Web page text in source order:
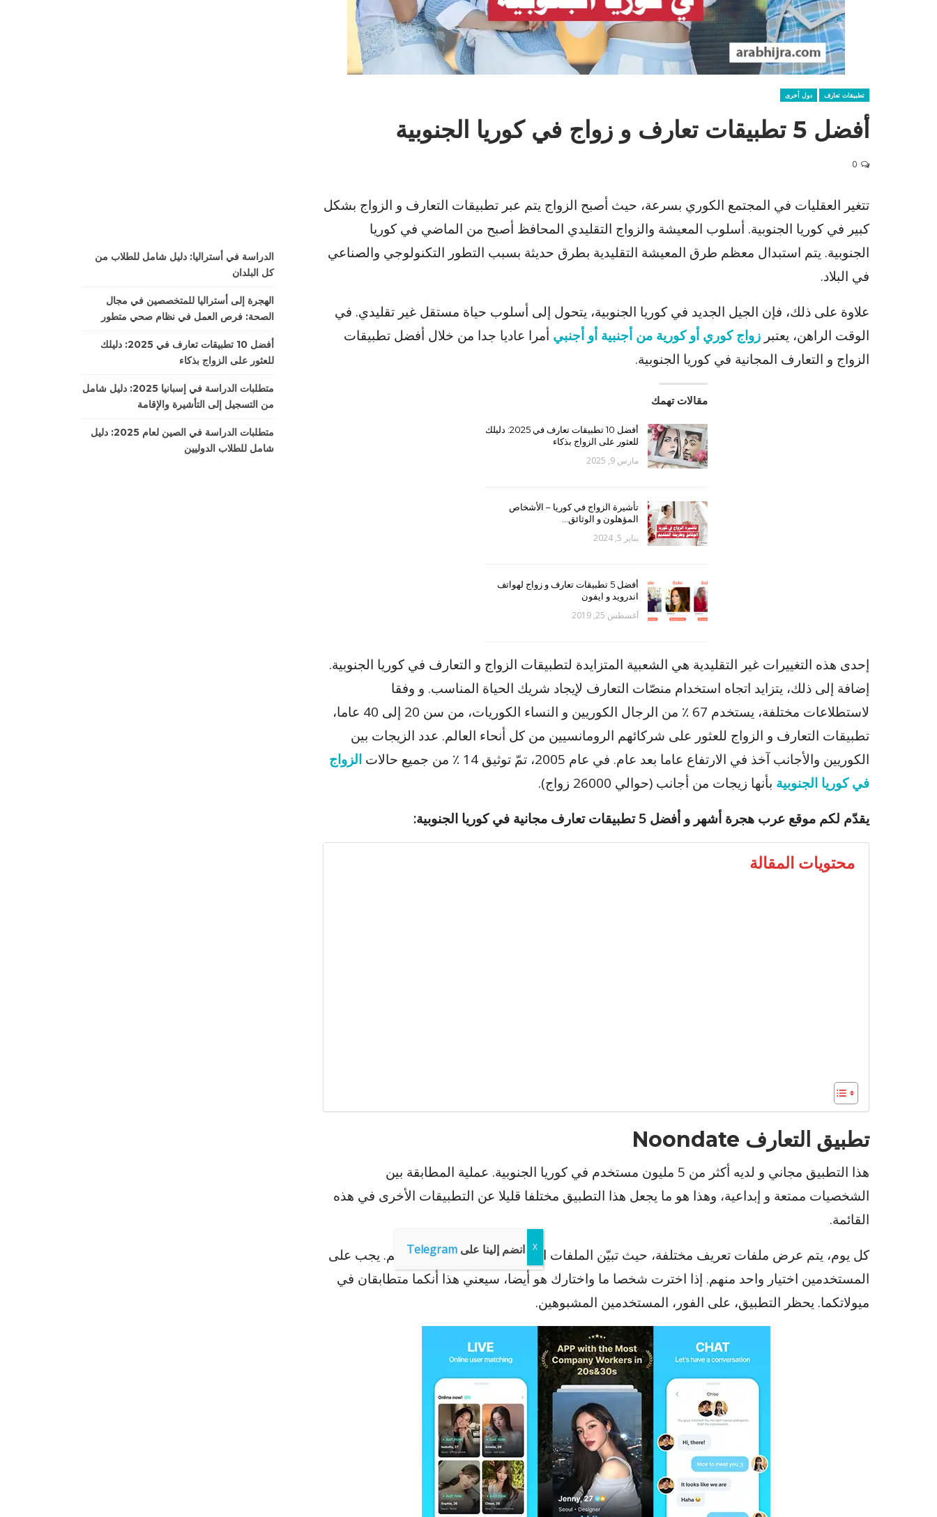
تطبيقات تعارف دول أخرى
أفضل 5 تطبيقات تعارف و زواج في كوريا الجنوبية
تتغير العقليات في المجتمع الكوري بسرعة، حيث أصبح الزواج يتم عبر تطبيقات التعارف و الزواج بشكل
كبير في كوريا الجنوبية. أسلوب المعيشة والزواج التقليدي المحافظ أصبح من الماضي في كوريا
الجنوبية. يتم استبدال معظم طرق المعيشة التقليدية بطرق حديثة بسبب التطور التكنولوجي والصناعي
في البلاد.
علاوة على ذلك، فإن الجيل الجديد في كوريا الجنوبية، يتحول إلى أسلوب حياة مستقل غير تقليدي. في
الوقت الراهن، يعتبر زواج كوري أو كورية من أجنبية أو أجنبي أمرا عاديا جدا من خلال أفضل تطبيقات
الزواج و التعارف المجانية في كوريا الجنوبية.
مقالات تهمك
أفضل 10 تطبيقات تعارف في 2025: دليلك
للعثور على الزواج بذكاء
مارس 9, 2025
تأشيرة الزواج في كوريا – الأشخاص
المؤهلون و الوثائق…
يناير 5, 2024
أفضل 5 تطبيقات تعارف و زواج لهواتف
اندرويد و ايفون
أغسطس 25, 2019
إحدى هذه التغييرات غير التقليدية هي الشعبية المتزايدة لتطبيقات الزواج و التعارف في كوريا الجنوبية.
إضافة إلى ذلك، يتزايد اتجاه استخدام منصّات التعارف لإيجاد شريك الحياة المناسب. و وفقا
لاستطلاعات مختلفة، يستخدم 67 ٪ من الرجال الكوريين و النساء الكوريات، من سن 20 إلى 40 عاما،
تطبيقات التعارف و الزواج للعثور على شركائهم الرومانسيين من كل أنحاء العالم. عدد الزيجات بين
الكوريين والأجانب آخذ في الارتفاع عاما بعد عام. في عام 2005، تمّ توثيق 14 ٪ من جميع حالات
الزواج
في كوريا الجنوبية بأنها زيجات من أجانب (حوالي 26000 زواج).
يقدّم لكم موقع عرب هجرة أشهر و أفضل 5 تطبيقات تعارف مجانية في كوريا الجنوبية:
محتويات المقالة
تطبيق التعارف Noondate
هذا التطبيق مجاني و لديه أكثر من 5 مليون مستخدم في كوريا الجنوبية. عملية المطابقة بين
الشخصيات ممتعة و إبداعية، وهذا هو ما يجعل هذا التطبيق مختلفا قليلا عن التطبيقات الأخرى في هذه
القائمة.
كل يوم، يتم عرض ملفات تعريف مختلفة، حيث تبيّن الملفات الشخصية صورهم واهتماماتهم. يجب على
المستخدمين اختيار واحد منهم. إذا اخترت شخصا ما واختارك هو أيضا، سيعني هذا أنكما متطابقان في
ميولاتكما. يحظر التطبيق، على الفور، المستخدمين المشبوهين.
الدراسة في أستراليا: دليل شامل للطلاب من
كل البلدان
الهجرة إلى أستراليا للمتخصصين في مجال
الصحة: فرص العمل في نظام صحي متطور
أفضل 10 تطبيقات تعارف في 2025: دليلك
للعثور على الزواج بذكاء
متطلبات الدراسة في إسبانيا 2025: دليل شامل
من التسجيل إلى التأشيرة والإقامة
متطلبات الدراسة في الصين لعام 2025: دليل
شامل للطلاب الدوليين
انضم إلينا على Telegram